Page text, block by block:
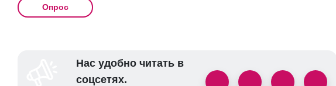
Опрос
Нас удобно читать в
соцсетях.